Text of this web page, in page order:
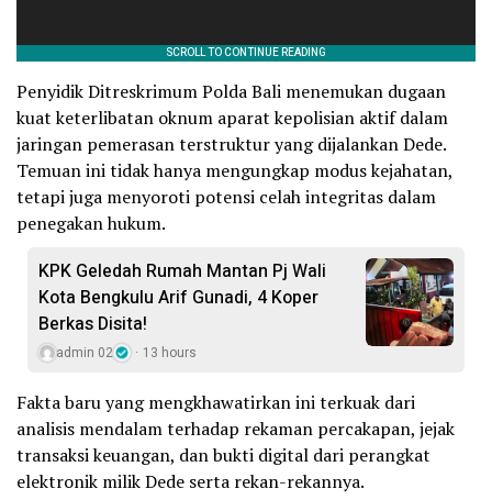
Penyidik Ditreskrimum Polda Bali menemukan dugaan
kuat keterlibatan oknum aparat kepolisian aktif dalam
jaringan pemerasan terstruktur yang dijalankan Dede.
Temuan ini tidak hanya mengungkap modus kejahatan,
tetapi juga menyoroti potensi celah integritas dalam
penegakan hukum.
KPK Geledah Rumah Mantan Pj Wali
Kota Bengkulu Arif Gunadi, 4 Koper
Berkas Disita!
admin 02 13 hours
Fakta baru yang mengkhawatirkan ini terkuak dari
analisis mendalam terhadap rekaman percakapan, jejak
transaksi keuangan, dan bukti digital dari perangkat
elektronik milik Dede serta rekan-rekannya.